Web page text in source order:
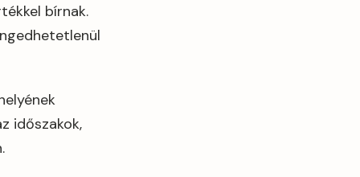
bírnak.
időszakok,